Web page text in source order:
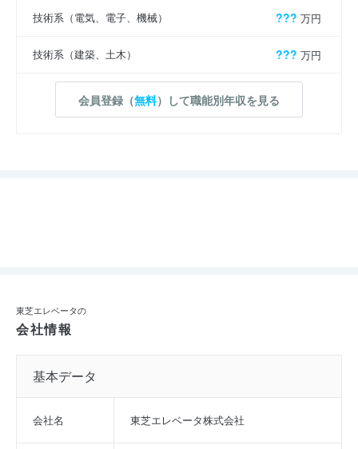
技術系（電気、電子、機械） ??? 万円
技術系（建築、土木） ??? 万円
会員登録（無料）して職能別年収を見る
東芝エレベータの
会社情報
基本データ
会社名 東芝エレベータ株式会社